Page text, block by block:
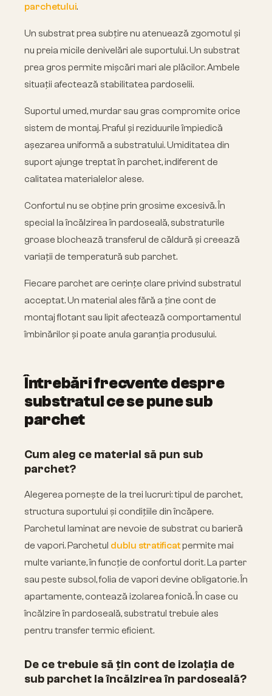
parchetului.
Un substrat prea subțire nu atenuează zgomotul și
nu preia micile denivelări ale suportului. Un substrat
prea gros permite mișcări mari ale plăcilor. Ambele
situații afectează stabilitatea pardoselii.
Suportul umed, murdar sau gras compromite orice
sistem de montaj. Praful și reziduurile împiedică
așezarea uniformă a substratului. Umiditatea din
suport ajunge treptat în parchet, indiferent de
calitatea materialelor alese.
Confortul nu se obține prin grosime excesivă. În
special la încălzirea în pardoseală, substraturile
groase blochează transferul de căldură și creează
variații de temperatură sub parchet.
Fiecare parchet are cerințe clare privind substratul
acceptat. Un material ales fără a ține cont de
montaj flotant sau lipit afectează comportamentul
îmbinărilor și poate anula garanția produsului.
Întrebări frecvente despre
substratul ce se pune sub
parchet
Cum aleg ce material să pun sub
parchet?
Alegerea pornește de la trei lucruri: tipul de parchet,
structura suportului și condițiile din încăpere.
Parchetul laminat are nevoie de substrat cu barieră
de vapori. Parchetul dublu stratificatpermite mai
multe variante, în funcție de confortul dorit. La parter
sau peste subsol, folia de vapori devine obligatorie. În
apartamente, contează izolarea fonică. În case cu
încălzire în pardoseală, substratul trebuie ales
pentru transfer termic eficient.
De ce trebuie să țin cont de izolația de
sub parchet la încălzirea în pardoseală?